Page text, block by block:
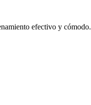
efectivo y cómodo.